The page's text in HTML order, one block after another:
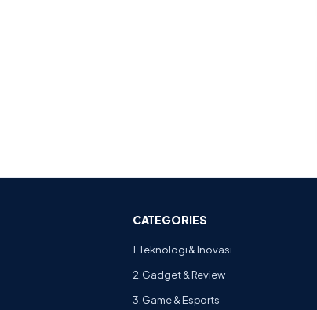
CATEGORIES
1. Teknologi & Inovasi
2. Gadget & Review
3. Game & Esports